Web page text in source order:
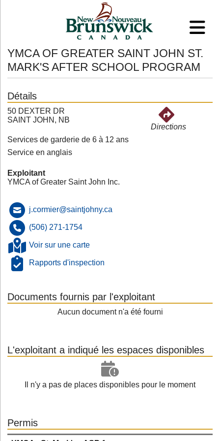
YMCA OF GREATER SAINT JOHN ST.
MARK'S AFTER SCHOOL PROGRAM
Détails
50 DEXTER DR
SAINT JOHN, NB
Directions
Services de garderie de 6 à 12 ans
Service en anglais
Exploitant
YMCA of Greater Saint John Inc.
j.cormier@saintjohny.ca
(506) 271-1754
Voir sur une carte
Rapports d'inspection
Documents fournis par l'exploitant
Aucun document n'a été fourni
L'exploitant a indiqué les espaces disponibles
Il n'y a pas de places disponibles pour le moment
Permis